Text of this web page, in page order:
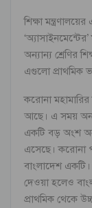
শিক্ষা
অন্যান্য শ্রেণির
এগুলো প্রাথমিক
করোনা মহামারির
আছে। এ সময়
একটি বড় অংশ
এসেছে। করোনা
বাংলাদেশ একটি।
দেওয়া হলেও
প্রাথমিক থেকে